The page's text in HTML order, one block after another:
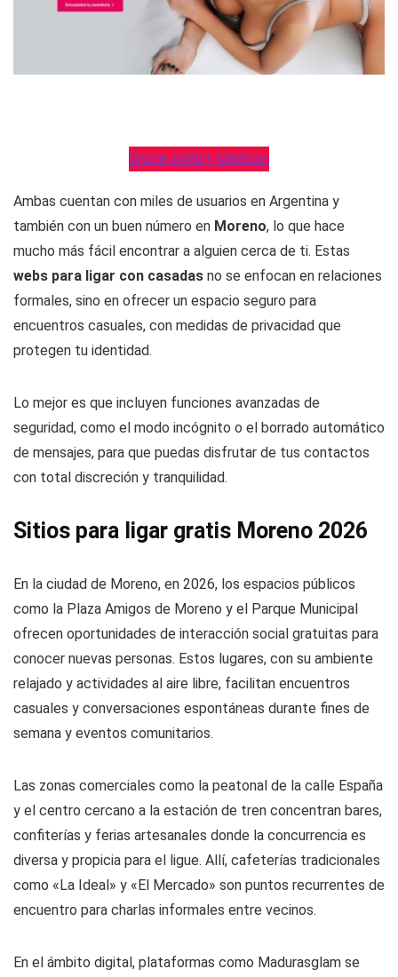
Visitar Ashley Madison
Ambas cuentan con miles de usuarios en Argentina y
también con un buen número en Moreno, lo que hace
mucho más fácil encontrar a alguien cerca de ti. Estas
webs para ligar con casadas no se enfocan en relaciones
formales, sino en ofrecer un espacio seguro para
encuentros casuales, con medidas de privacidad que
protegen tu identidad.
Lo mejor es que incluyen funciones avanzadas de
seguridad, como el modo incógnito o el borrado automático
de mensajes, para que puedas disfrutar de tus contactos
con total discreción y tranquilidad.
Sitios para ligar gratis Moreno 2026
En la ciudad de Moreno, en 2026, los espacios públicos
como la Plaza Amigos de Moreno y el Parque Municipal
ofrecen oportunidades de interacción social gratuitas para
conocer nuevas personas. Estos lugares, con su ambiente
relajado y actividades al aire libre, facilitan encuentros
casuales y conversaciones espontáneas durante fines de
semana y eventos comunitarios.
Las zonas comerciales como la peatonal de la calle España
y el centro cercano a la estación de tren concentran bares,
confiterías y ferias artesanales donde la concurrencia es
diversa y propicia para el ligue. Allí, cafeterías tradicionales
como «La Ideal» y «El Mercado» son puntos recurrentes de
encuentro para charlas informales entre vecinos.
En el ámbito digital, plataformas como Madurasglam se